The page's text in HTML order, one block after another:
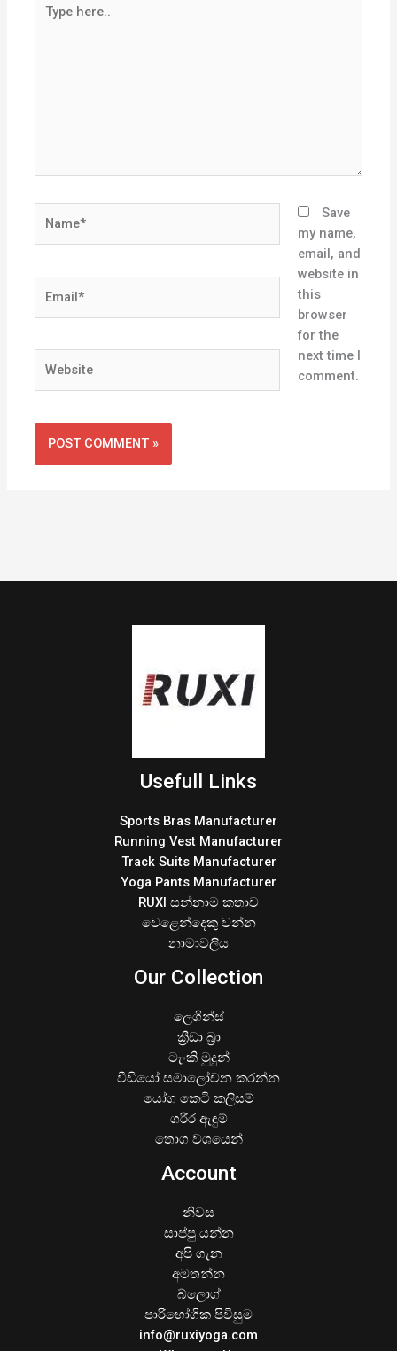
here..
Save
my name,
email, and
website in
this
browser
for the
next time I
comment.
Usefull Links
Sports Bras Manufacturer
Running Vest Manufacturer
Track Suits Manufacturer
Yoga Pants Manufacturer
RUXI සන්නාම කතාව
වෙළෙන්දෙකු වන්න
නාමාවලිය
Our Collection
ලෙගින්ස්
ක්‍රීඩා බ්‍රා
ටැංකි මුදුන්
වීඩියෝ සමාලෝචන කරන්න
යෝග කෙටි කලිසම්
ශරීර ඇඳුම්
තොග වශයෙන්
Account
නිවස
සාප්පු යන්න
අපි ගැන
අමතන්න
බ්ලොග්
පාරිභෝගික පිවිසුම
info@ruxiyoga.com